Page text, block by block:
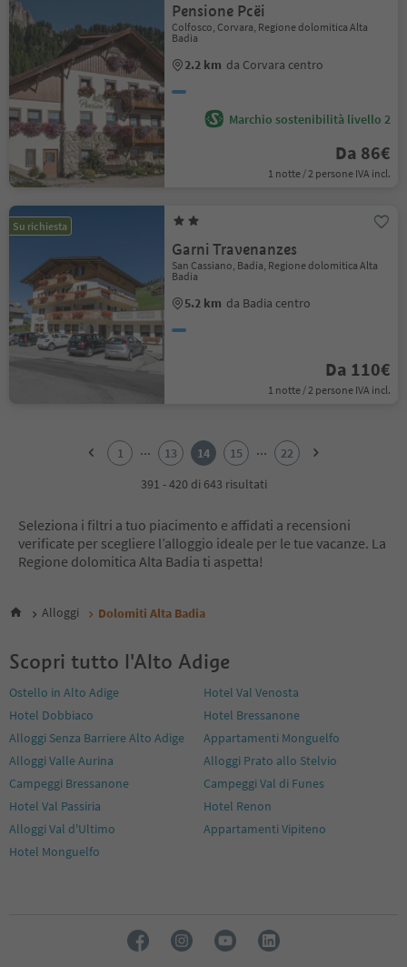
Pensione Pcëi
Colfosco, Corvara, Regione dolomitica Alta
Badia
2.2 km da Corvara centro
Marchio sostenibilità livello 2
Da 86€
1 notte / 2 persone IVA incl.
Su richiesta
Garni Travenanzes
San Cassiano, Badia, Regione dolomitica Alta
Badia
5.2 km da Badia centro
Da 110€
1 notte / 2 persone IVA incl.
11
14
16
17
18
19
21
22
1 ... 13 14 15 ...
22
391 - 420 di 643 risultati
Seleziona i filtri a tuo piacimento e affidati a recensioni
verificate per scegliere l’alloggio ideale per le tue vacanze. La
Regione dolomitica Alta Badia ti aspetta!
Alloggi Dolomiti Alta Badia
Scopri tutto l'Alto Adige
Ostello in Alto Adige
Hotel Val Venosta
Hotel Dobbiaco
Hotel Bressanone
Alloggi Senza Barriere Alto Adige
Appartamenti Monguelfo
Alloggi Valle Aurina
Alloggi Prato allo Stelvio
Campeggi Bressanone
Campeggi Val di Funes
Hotel Val Passiria
Hotel Renon
Alloggi Val d'Ultimo
Appartamenti Vipiteno
Hotel Monguelfo